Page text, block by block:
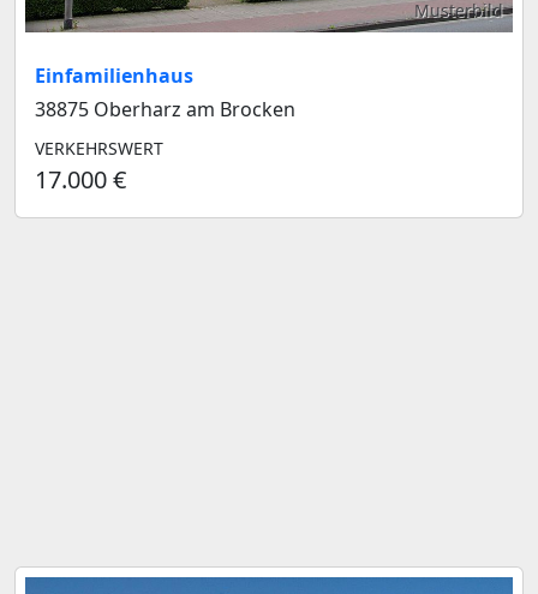
Musterbild
Einfamilienhaus
38875 Oberharz am Brocken
VERKEHRSWERT
17.000 €